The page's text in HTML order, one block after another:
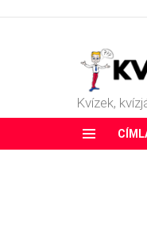
Kvízek,